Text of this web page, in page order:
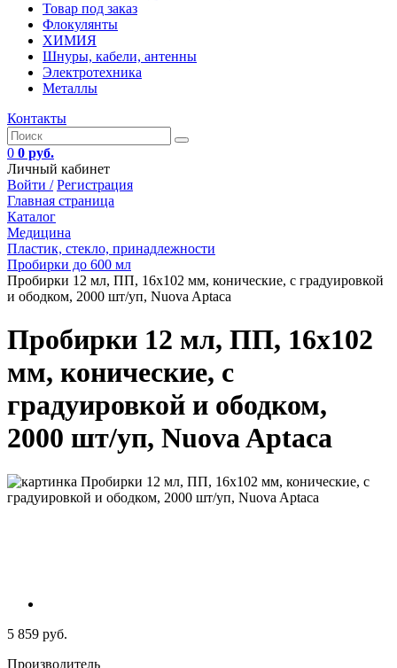
Товар под заказ
Флокулянты
ХИМИЯ
Шнуры, кабели, антенны
Электротехника
Металлы
Контакты
0 0 руб.
Личный кабинет
Войти / Регистрация
Главная страница
Каталог
Медицина
Пластик, стекло, принадлежности
Пробирки до 600 мл
Пробирки 12 мл, ПП, 16х102 мм, конические, с градуировкой
и ободком, 2000 шт/уп, Nuova Aptaca
Пробирки 12 мл, ПП, 16х102
мм, конические, с
градуировкой и ободком,
2000 шт/уп, Nuova Aptaca
5 859 руб.
Производитель